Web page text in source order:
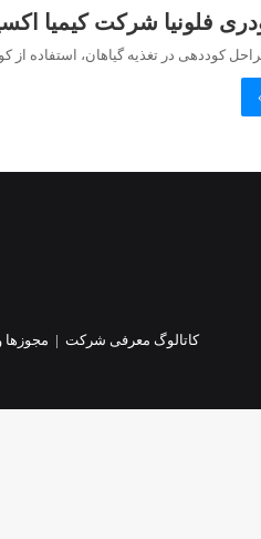
فلونیا شرکت کیمیا
کوددهی در تغذیه گیاهان، استفاده
کاتالوگ معرفی شرکت | مجوزها